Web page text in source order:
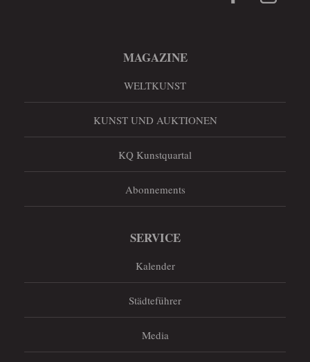
MAGAZINE
WELTKUNST
KUNST UND AUKTIONEN
KQ Kunstquartal
Abonnements
SERVICE
Kalender
Städteführer
Media